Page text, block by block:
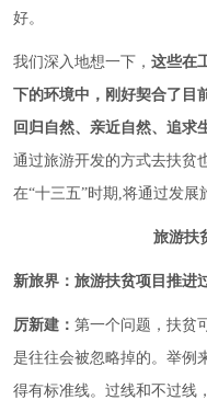
好。
我们深入地想一下， 这些在
下的环境中，刚好契合了目
回归自然、亲近自然、追求
通过旅游开发的方式去扶贫
在“十三五”时期,将通过发展
旅游扶
新旅界：旅游扶贫项目推进
厉新建： 第一个问题，扶贫
是往往会被忽略掉的。举例
得有标准线。过线和不过线